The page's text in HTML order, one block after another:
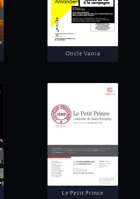
Oncle Vania
Le Petit Prince